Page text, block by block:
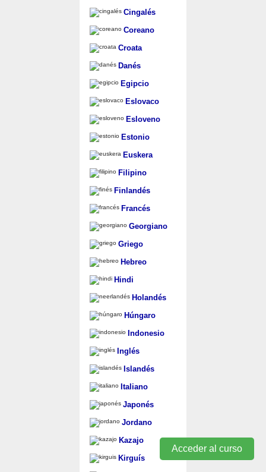
Acceder al curso
Cingalés
Coreano
Croata
Danés
Egipcio
Eslovaco
Esloveno
Estonio
Euskera
Filipino
Finlandés
Francés
Georgiano
Griego
Hebreo
Hindi
Holandés
Húngaro
Indonesio
Inglés
Islandés
Italiano
Japonés
Jordano
Kazajo
Kirguís